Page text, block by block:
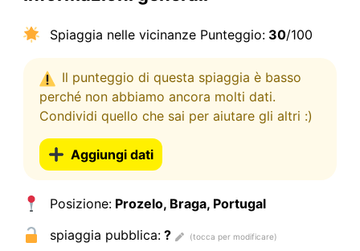
Spiaggia nelle vicinanze Punteggio:30/100
Il punteggio di questa spiaggia è basso
perché non abbiamo ancora molti dati.
Condividi quello che sai per aiutare gli altri :)
Aggiungi dati
Posizione:Prozelo, Braga, Portugal
spiaggia pubblica:?